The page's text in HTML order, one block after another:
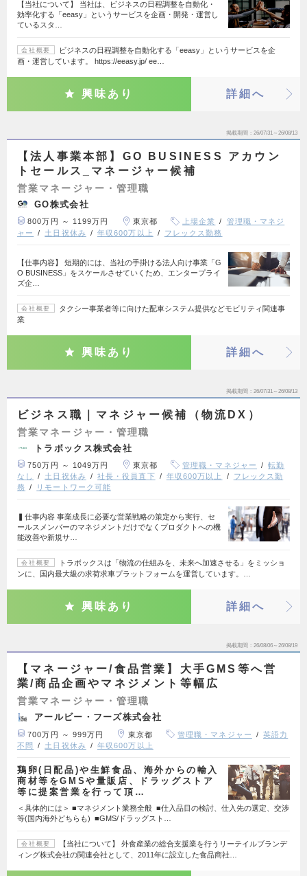
【当社について】 当社は、ビジネスの日程調整を自動化・
効率化する「eeasy」というサービスを企画・開発・運営し
ているスタ…
会社概要
ビジネスの日程調整を自動化する「eeasy」というサービスを企
画・運営しています。 https://eeasy.jp/ ee…
興味あり 詳細へ
掲載期間 26/07/31～26/08/13
【法人事業本部】GO BUSINESS アカウン
トセールス_マネージャー候補
営業マネージャー・管理職
GO株式会社
800万円 ～ 1199万円 東京都 上場企業
管理職・マネジ
ャー
土日祝休み 年収600万以上 フレックス勤務
【仕事内容】 短期的には、当社の手掛ける法人向け事業「G
O BUSINESS」をスケールさせていくため、エンタープライ
ズ企…
会社概要
タクシー事業者等に向けた配車システム提供などモビリティ関連事
業
興味あり 詳細へ
掲載期間 26/07/31～26/08/13
ビジネス職｜マネジャー候補（物流DX）
営業マネージャー・管理職
トラボックス株式会社
750万円 ～ 1049万円 東京都 管理職・マネジャー
転勤
なし
土日祝休み 社長・役員直下 年収600万以上
フレックス勤
務
リモートワーク可能
▍仕事内容 事業成長に必要な営業戦略の策定から実行、セ
ールスメンバーのマネジメントだけでなくプロダクトへの機
能改善や新規サ…
会社概要
トラボックスは「物流の仕組みを、未来へ加速させる」をミッショ
ンに、国内最大級の求荷求車プラットフォームを運営しています。…
興味あり 詳細へ
掲載期間 26/08/06～26/08/19
【マネージャー/食品営業】大手GMS等へ営
業/商品企画やマネジメント等幅広
営業マネージャー・管理職
アールビー・フーズ株式会社
700万円 ～ 999万円 東京都 管理職・マネジャー
英語力
不問
土日祝休み 年収600万以上
鶏卵(日配品)や生鮮食品、海外からの輸入
商材等をGMSや量販店、ドラッグストア
等に提案営業を行って頂…
＜具体的には＞ ■マネジメント業務全般 ■仕入品目の検討、仕入先の選定、交渉
等(国内海外どちらも) ■GMS/ドラッグスト…
会社概要
【当社について】 外食産業の総合支援業を行うリーテイルブランデ
ィング株式会社の関連会社として、2011年に設立した食品商社…